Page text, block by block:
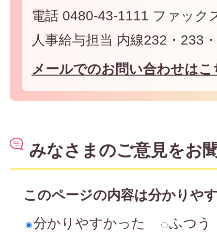
電話 0480-43-1111 ファック
人事給与担当 内線232・233
メールでのお問い合わせは
みなさまのご意見をお
このページの内容は分かりや
分かりやすかった
ふつう